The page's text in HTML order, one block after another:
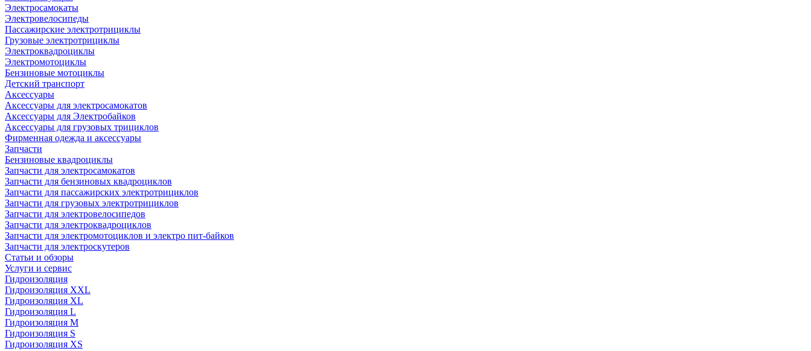
Электросамокаты
Электровелосипеды
Пассажирские электротрициклы
Грузовые электротрициклы
Электроквадроциклы
Электромотоциклы
Бензиновые мотоциклы
Детский транспорт
Аксессуары
Аксессуары для электросамокатов
Аксессуары для Электробайков
Аксессуары для грузовых трициклов
Фирменная одежда и аксессуары
Запчасти
Бензиновые квадроциклы
Запчасти для электросамокатов
Запчасти для бензиновых квадроциклов
Запчасти для пассажирских электротрициклов
Запчасти для грузовых электротрициклов
Запчасти для электровелосипедов
Запчасти для электроквадроциклов
Запчасти для электромотоциклов и электро пит-байков
Запчасти для электроскутеров
Статьи и обзоры
Услуги и сервис
Гидроизоляция
Гидроизоляция XXL
Гидроизоляция XL
Гидроизоляция L
Гидроизоляция M
Гидроизоляция S
Гидроизоляция XS